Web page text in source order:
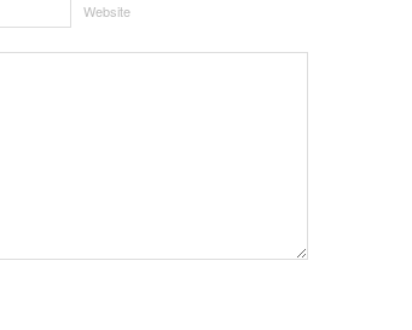
Website